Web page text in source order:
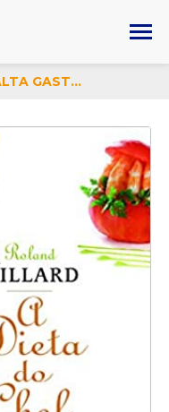
A DIETA DO CHEF: ALTA GASTRONOMIA DE BAIXA CALORIA